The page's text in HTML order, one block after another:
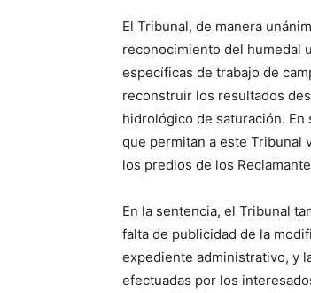
El Tribunal, de manera
reconocimiento del humedal
específicas de trabajo de
reconstruir los resultados
hidrológico de saturación.
que permitan a este Tribunal
los predios de los
En la sentencia, el Tribunal
falta de publicidad de la
expediente administrativo, y
efectuadas por los